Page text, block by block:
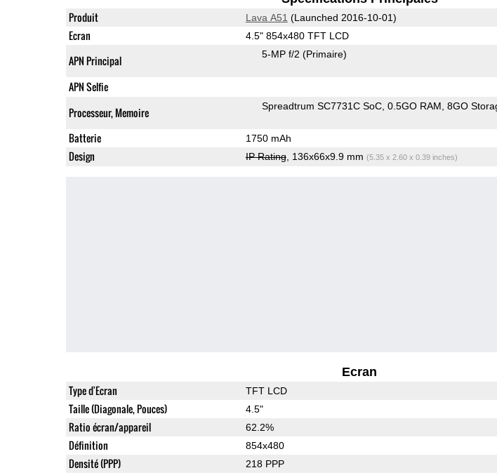
Produit Lava A51 (Launched 2016-10-01)
Ecran 4.5" 854x480 TFT LCD
APN Principal 5-MP f/2 (Primaire)
APN Selfie
Processeur, Memoire
Spreadtrum SC7731C SoC 0.5GO RAM 8GO
Batterie 1750 mAh
Design IP Rating, 136x66x9.9 mm (5.35 x 2.60 x 0.39 inches)
Ecran
Type d'Ecran TFT LCD
Taille (Diagonale, Pouces) 4.5"
Ratio écran/appareil 62.2%
Définition 854x480
Densité (PPP) 218 PPP